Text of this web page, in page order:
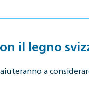
il legno
a